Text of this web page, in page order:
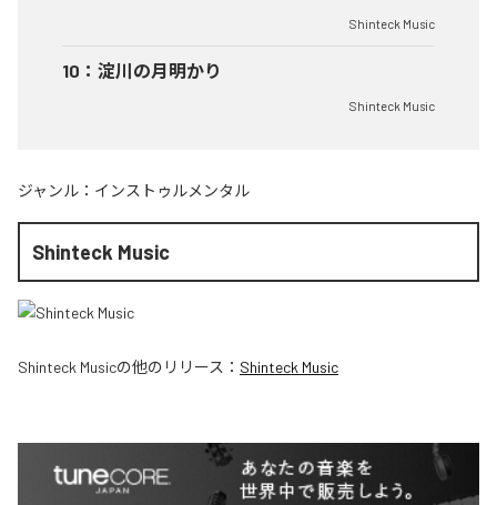
Shinteck Music
10 ： 淀川の月明かり
Shinteck Music
ジャンル： インストゥルメンタル
Shinteck Music
Shinteck Musicの他のリリース： Shinteck Music